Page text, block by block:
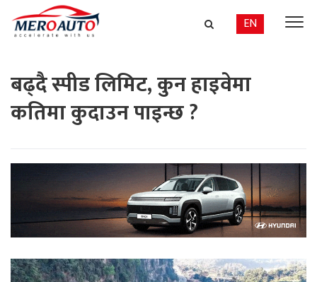
EN
बढ्दै स्पीड लिमिट, कुन हाइवेमा
कतिमा कुदाउन पाइन्छ ?